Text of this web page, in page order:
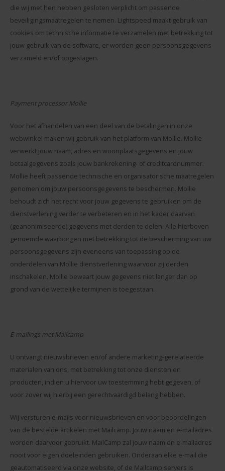
die wij met hen hebben gesloten verplicht om passende
beveiligingsmaatregelen te nemen. Lightspeed maakt gebruik van
cookies om technische informatie te verzamelen met betrekking tot
jouw gebruik van de software, er worden geen persoonsgegevens
verzameld en/of opgeslagen.
Payment processor Mollie
Voor het afhandelen van een deel van de betalingen in onze
webwinkel maken wij gebruik van het platform van Mollie. Mollie
verwerkt jouw naam, adres en woonplaatsgegevens en jouw
betaalgegevens zoals jouw bankrekening- of creditcardnummer.
Mollie heeft passende technische en organisatorische maatregelen
genomen om jouw persoonsgegevens te beschermen. Mollie
behoudt zich het recht voor jouw gegevens te gebruiken om de
dienstverlening verder te verbeteren en in het kader daarvan
(geanonimiseerde) gegevens met derden te delen. Alle hierboven
genoemde waarborgen met betrekking tot de bescherming van uw
persoonsgegevens zijn eveneens van toepassing op de
onderdelen van Mollie dienstverlening waarvoor zij derden
inschakelen. Mollie bewaart jouw gegevens niet langer dan op
grond van de wettelijke termijnen is toegestaan.
E-mailings met Mailcamp
U ontvangt nieuwsbrieven en/of andere marketing-gerelateerde
materialen van ons, met betrekking tot onze diensten en
producten, indien u hiervoor uw toestemming hebt gegeven, of
voor zover wij hierbij een gerechtvaardigd belang hebben.
Wij versturen e-mails voor nieuwsbrieven en voor beoordelingen
van de bestelde artikelen met Mailcamp. Jouw naam en e-mailadres
worden daarvoor gebruikt. MailCamp zal jouw naam en e-mailadres
nooit voor eigen doeleinden gebruiken. Onderaan elke e-mail die
geautomatiseerd via onze website, of de Mailcamp servers is